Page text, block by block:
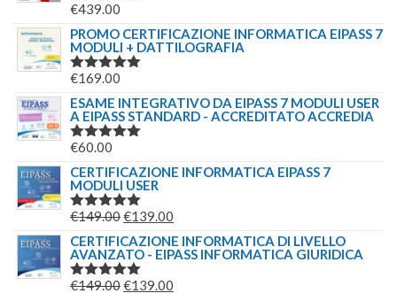
VALUTATO
€439.00
PROMO CERTIFICAZIONE INFORMATICA EIPASS 7
MODULI + DATTILOGRAFIA
VALUTATO
€169.00
ESAME INTEGRATIVO DA EIPASS 7 MODULI USER
A EIPASS STANDARD - ACCREDITATO ACCREDIA
VALUTATO
€60.00
CERTIFICAZIONE INFORMATICA EIPASS 7
MODULI USER
VALUTATO
€149.00IL
PREZZO
ORIGINALE
ERA:
€139.00
PREZZO
ATTUALE
CERTIFICAZIONE INFORMATICA DI LIVELLO
AVANZATO - EIPASS INFORMATICA GIURIDICA
VALUTATO
€149.00IL
€139.00